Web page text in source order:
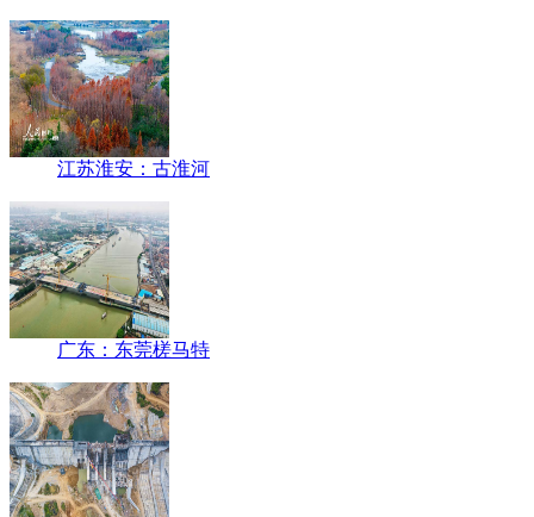
江苏淮安：古淮河
广东：东莞槎马特